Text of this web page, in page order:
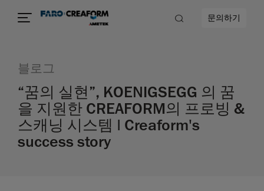
문의하기
블로그
“꿈의 실현”, KOENIGSEGG 의 꿈
을 지원한 CREAFORM의 프로빙 &
스캐닝 시스템 | Creaform's
success story